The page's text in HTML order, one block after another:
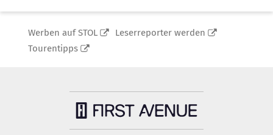
Werben auf STOL
Leserreporter werden
Tourentipps